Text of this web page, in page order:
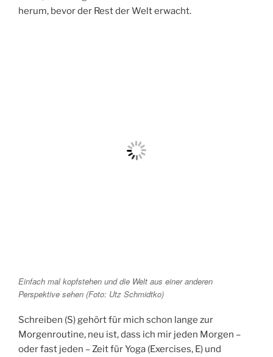
herum, bevor der Rest der Welt erwacht.
Einfach mal kopfstehen und die Welt aus einer anderen
Perspektive sehen (Foto: Utz Schmidtko)
Schreiben (S) gehört für mich schon lange zur
Morgenroutine, neu ist, dass ich mir jeden Morgen –
oder fast jeden – Zeit für Yoga (Exercises, E) und